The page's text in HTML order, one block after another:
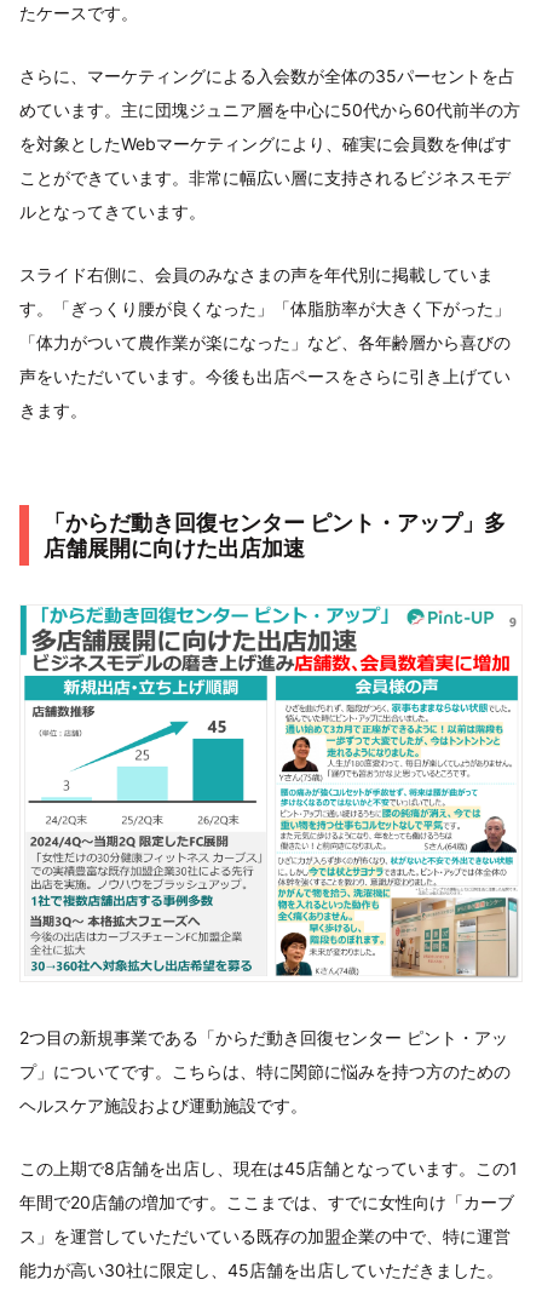
たケースです。
さらに、マーケティングによる入会数が全体の35パーセントを占
めています。主に団塊ジュニア層を中心に50代から60代前半の方
を対象としたWebマーケティングにより、確実に会員数を伸ばす
ことができています。非常に幅広い層に支持されるビジネスモデ
ルとなってきています。
スライド右側に、会員のみなさまの声を年代別に掲載していま
す。「ぎっくり腰が良くなった」「体脂肪率が大きく下がった」
「体力がついて農作業が楽になった」など、各年齢層から喜びの
声をいただいています。今後も出店ペースをさらに引き上げてい
きます。
「からだ動き回復センター ピント・アップ」多
店舗展開に向けた出店加速
2つ目の新規事業である「からだ動き回復センター ピント・アッ
プ」についてです。こちらは、特に関節に悩みを持つ方のための
ヘルスケア施設および運動施設です。
この上期で8店舗を出店し、現在は45店舗となっています。この1
年間で20店舗の増加です。ここまでは、すでに女性向け「カーブ
ス」を運営していただいている既存の加盟企業の中で、特に運営
能力が高い30社に限定し、45店舗を出店していただきました。